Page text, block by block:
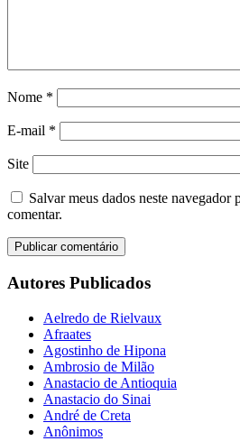
Nome *
E-mail *
Site
Salvar meus dados neste navegador
comentar.
Autores Publicados
Aelredo de Rielvaux
Afraates
Agostinho de Hipona
Ambrosio de Milão
Anastacio de Antioquia
Anastacio do Sinai
André de Creta
Anônimos